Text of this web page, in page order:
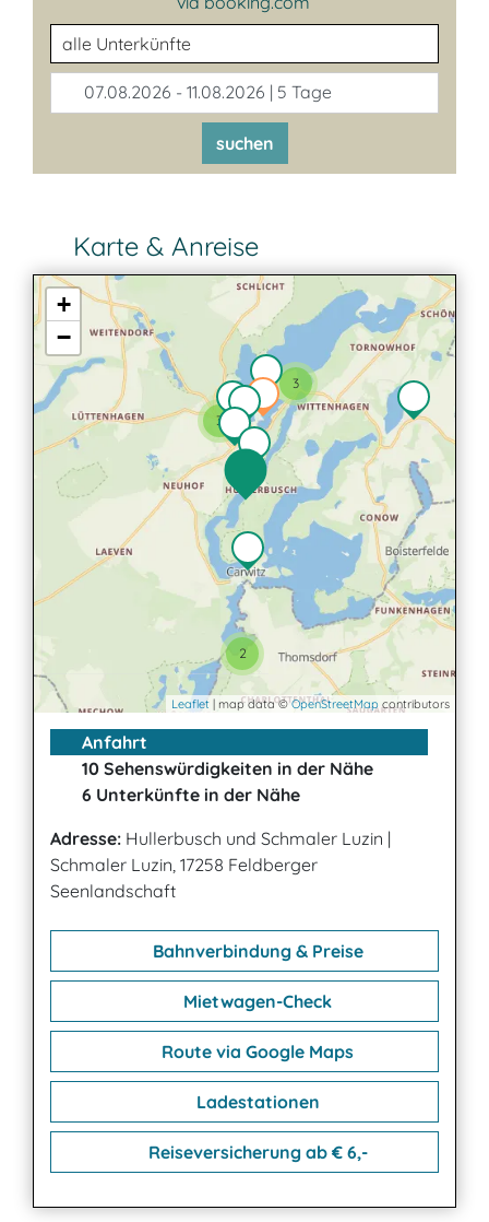
Unterkunftsart
07.08.2026 - 11.08.2026 | 5 Tage
suchen
Karte & Anreise
2
3
3
+
−
Leaflet | map data ©OpenStreetMapcontributors
Anfahrt
10 Sehenswürdigkeiten in der Nähe
6 Unterkünfte in der Nähe
Adresse: Hullerbusch und Schmaler Luzin |
Schmaler Luzin, 17258 Feldberger
Seenlandschaft
Bahnverbindung & Preise
Mietwagen-Check
Route via Google Maps
Ladestationen
Reiseversicherung ab € 6,-